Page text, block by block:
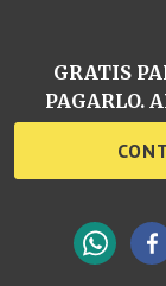
GRATIS
PAGARLO.